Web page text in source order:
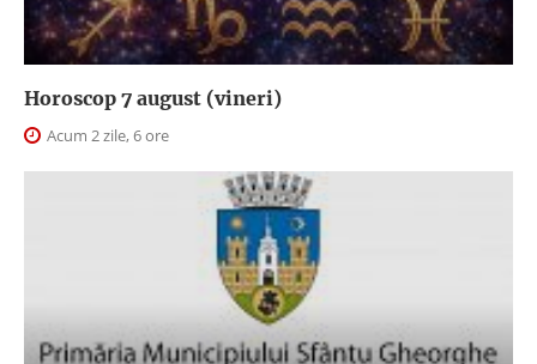
Horoscop 7 august (vineri)
Acum 2 zile, 6 ore